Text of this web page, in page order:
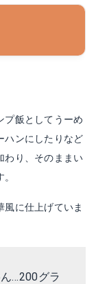
プ飯としてうーめ
ハンにしたりなど
わり、そのままい
風に仕上げていま
…200グラ